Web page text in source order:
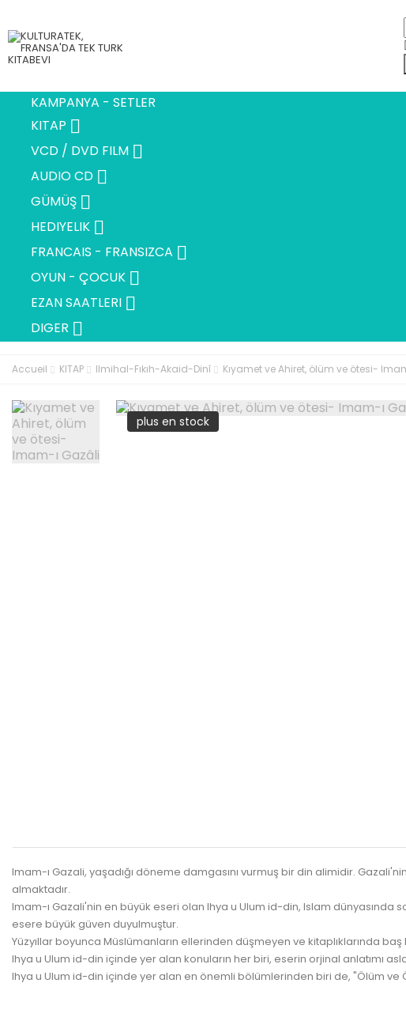
KAMPANYA - SETLER
KITAP 
VCD / DVD FILM 
AUDIO CD 
GÜMÜŞ 
HEDIYELIK 
FRANCAIS - FRANSIZCA 
OYUN - ÇOCUK 
EZAN SAATLERI 
DIGER 
Accueil KITAP Ilmihal-Fıkıh-Akaid-Dinî Kıyamet ve Ahiret, ölüm ve ötesi-
plus en stock
Imam-ı Gazali, yaşadığı döneme damgasını vurmuş bir din alimidir.
almaktadır.
Imam-ı Gazali'nin en büyük eseri olan Ihya u Ulum id-din, Islam
esere büyük güven duyulmuştur.
Yüzyıllar boyunca Müslümanların ellerinden düşmeyen ve kitaplıklarında
Ihya u Ulum id-din içinde yer alan konuların her biri, eserin orjinal anlatımı
Ihya u Ulum id-din içinde yer alan en önemli bölümlerinden biri de, "Ölüm ve